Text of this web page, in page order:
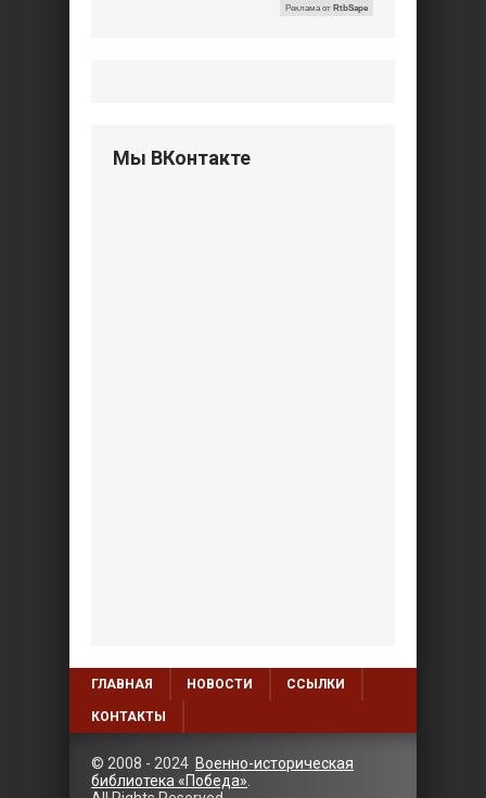
Реклама от RtbSape
Мы ВКонтакте
ГЛАВНАЯ НОВОСТИ ССЫЛКИ
КОНТАКТЫ
© 2008 - 2024 Военно-историческая
библиотека «Победа»